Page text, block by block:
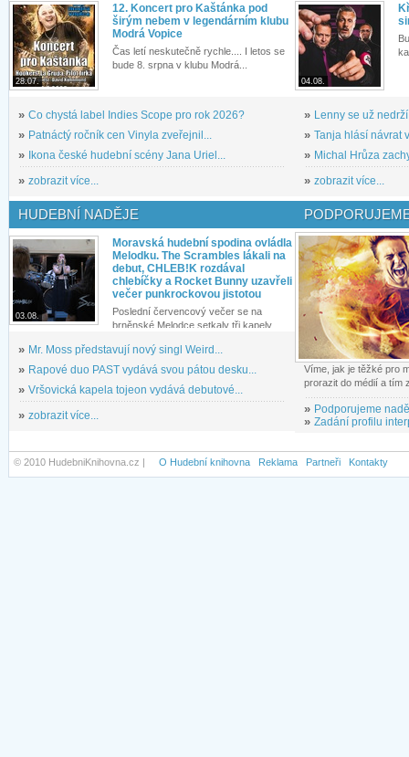
28.07.
12. Koncert pro Kaštánka pod
širým nebem v legendárním klubu
Modrá Vopice
Čas letí neskutečně rychle.... I letos se
bude 8. srpna v klubu Modrá...
» Co chystá label Indies Scope pro rok 2026?
» Patnáctý ročník cen Vinyla zveřejnil...
» Ikona české hudební scény Jana Uriel...
» zobrazit více...
04.08.
» Lenny se už
» Tanja hlásí návrat
» Michal Hrůza
» zobrazit více...
HUDEBNÍ NADĚJE
03.08.
Moravská hudební spodina ovládla
Melodku. The Scrambles lákali na
debut, CHLEB!K rozdával
chlebíčky a Rocket Bunny uzavřeli
večer punkrockovou jistotou
Poslední červencový večer se na
brněnské Melodce setkaly tři kapely...
» Mr. Moss představují nový singl Weird...
» Rapové duo PAST vydává svou pátou desku...
» Vršovická kapela tojeon vydává debutové...
» zobrazit více...
Víme, jak je těžké pro
prorazit do médií a tím
» Podporujeme
» Zadání profilu
© 2010 HudebniKnihovna.cz | O Hudební knihovna Reklama Partneři Kontakty